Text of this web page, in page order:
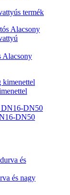
termék
Alacsony
DN50
és nagy